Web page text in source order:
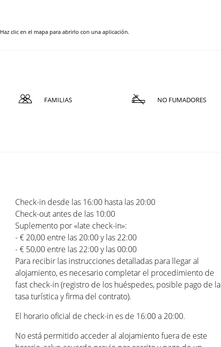
Haz clic en el mapa para abrirlo con una aplicación.
FAMILIAS NO FUMADORES
Check-in desde las 16:00 hasta las 20:00
Check-out antes de las 10:00
Suplemento por «late check-in»:
- € 20,00 entre las 20:00 y las 22:00
- € 50,00 entre las 22:00 y las 00:00
Para recibir las instrucciones detalladas para llegar al
alojamiento, es necesario completar el procedimiento de
fast check-in (registro de los huéspedes, posible pago de la
tasa turística y firma del contrato).
El horario oficial de check-in es de 16:00 a 20:00.
No está permitido acceder al alojamiento fuera de este